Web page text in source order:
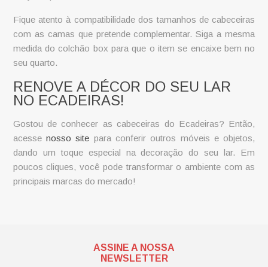
Fique atento à compatibilidade dos tamanhos de cabeceiras
com as camas que pretende complementar. Siga a mesma
medida do colchão box para que o item se encaixe bem no
seu quarto.
RENOVE A DÉCOR DO SEU LAR
NO ECADEIRAS!
Gostou de conhecer as cabeceiras do Ecadeiras? Então,
acesse nosso site para conferir outros móveis e objetos,
dando um toque especial na decoração do seu lar. Em
poucos cliques, você pode transformar o ambiente com as
principais marcas do mercado!
ASSINE A NOSSA
NEWSLETTER